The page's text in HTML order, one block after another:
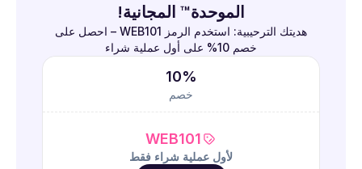
الموحدة™ المجانية!
هديتك الترحيبية: استخدم الرمز WEB101 – احصل على
خصم 10% على أول عملية شراء
10%
خصم
WEB101
لأول عملية شراء فقط